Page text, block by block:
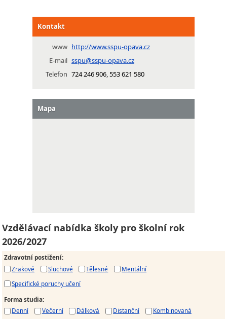
Kontakt
www http://www.sspu-opava.cz
E-mail sspu@sspu-opava.cz
Telefon 724 246 906, 553 621 580
Mapa
Vzdělávací nabídka školy pro školní rok
2026/2027
Zdravotní postižení:
Zrakové
Sluchové Tělesné
Mentální
Specifické poruchy učení
Forma studia:
Denní
Večerní Dálková Distanční Kombinovaná